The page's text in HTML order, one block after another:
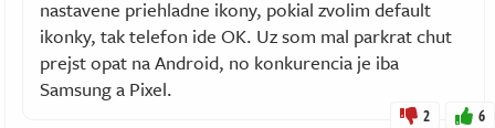
nastavene priehladne ikony, pokial zvolim default
ikonky, tak telefon ide OK. Uz som mal parkrat chut
prejst opat na Android, no konkurencia je iba
Samsung a Pixel.
2 6